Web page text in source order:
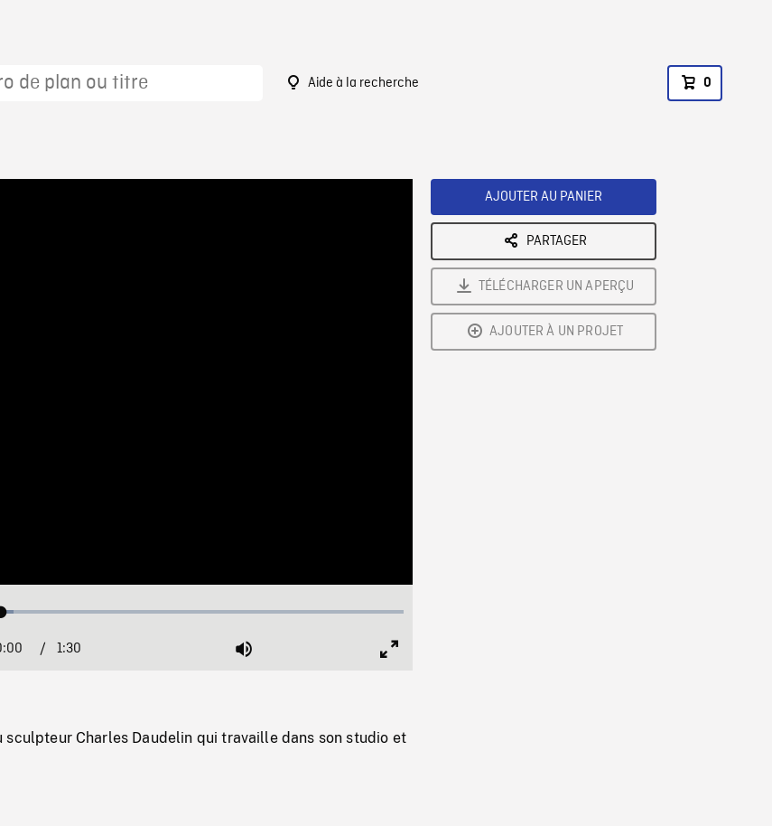
Aide à la recherche 0
Loaded:
Current
/ 1:30 Mute
sculpteur Charles Daudelin qui travaille dans son studio et
AJOUTER AU PANIER
PARTAGER
TÉLÉCHARGER UN APERÇU
AJOUTER À UN PROJET